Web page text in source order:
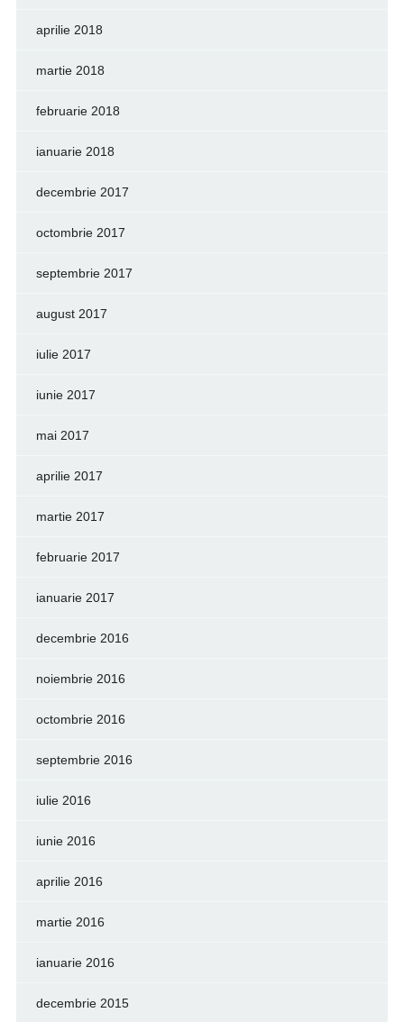
aprilie 2018
martie 2018
februarie 2018
ianuarie 2018
decembrie 2017
octombrie 2017
septembrie 2017
august 2017
iulie 2017
iunie 2017
mai 2017
aprilie 2017
martie 2017
februarie 2017
ianuarie 2017
decembrie 2016
noiembrie 2016
octombrie 2016
septembrie 2016
iulie 2016
iunie 2016
aprilie 2016
martie 2016
ianuarie 2016
decembrie 2015